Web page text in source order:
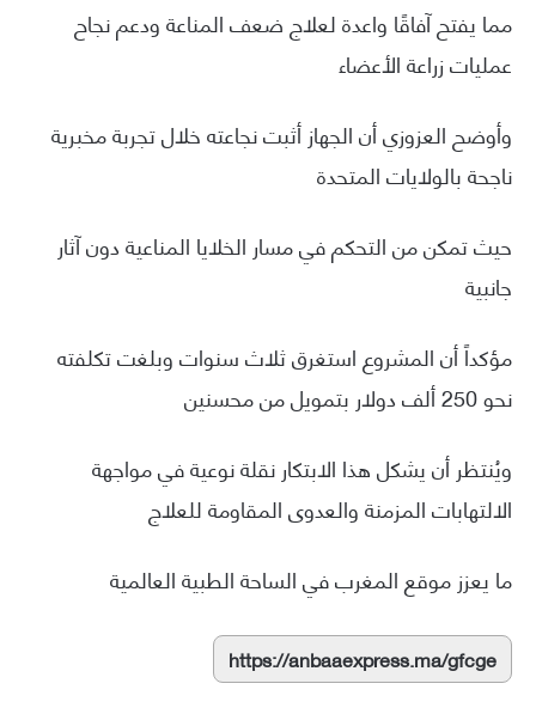
مما يفتح آفاقًا واعدة لعلاج ضعف المناعة ودعم نجاح
عمليات زراعة الأعضاء
وأوضح العزوزي أن الجهاز أثبت نجاعته خلال تجربة مخبرية
ناجحة بالولايات المتحدة
حيث تمكن من التحكم في مسار الخلايا المناعية دون آثار
جانبية
مؤكداً أن المشروع استغرق ثلاث سنوات وبلغت تكلفته
نحو 250 ألف دولار بتمويل من محسنين
ويُنتظر أن يشكل هذا الابتكار نقلة نوعية في مواجهة
الالتهابات المزمنة والعدوى المقاومة للعلاج
ما يعزز موقع المغرب في الساحة الطبية العالمية
https://anbaaexpress.ma/gfcge